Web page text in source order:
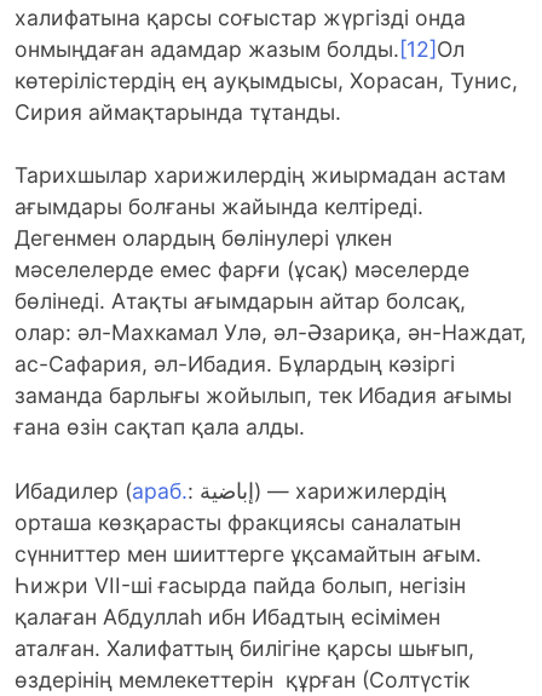
халифатына қарсы соғыстар жүргізді онда
онмыңдаған адамдар жазым болды.[12]Ол
көтерілістердің ең ауқымдысы, Хорасан, Тунис,
Сирия аймақтарында тұтанды.
Тарихшылар харижилердің жиырмадан астам
ағымдары болғаны жайында келтіреді.
Дегенмен олардың бөлінулері үлкен
мәселелерде емес фарғи (ұсақ) мәселерде
бөлінеді. Атақты ағымдарын айтар болсақ,
олар: әл-Махкамал Улә, әл-Әзариқа, ән-Наждат,
ас-Сафария, әл-Ибадия. Бұлардың кәзіргі
заманда барлығы жойылып, тек Ибадия ағымы
ғана өзін сақтап қала алды.
Ибадилер (араб.: إباضية‎) — харижилердің
орташа көзқарасты фракциясы саналатын
сүнниттер мен шииттерге ұқсамайтын ағым.
Һижри VII-ші ғасырда пайда болып, негізін
қалаған Абдуллаһ ибн Ибадтың есімімен
аталған. Халифаттың билігіне қарсы шығып,
өздерінің мемлекеттерін құрған (Солтүстік